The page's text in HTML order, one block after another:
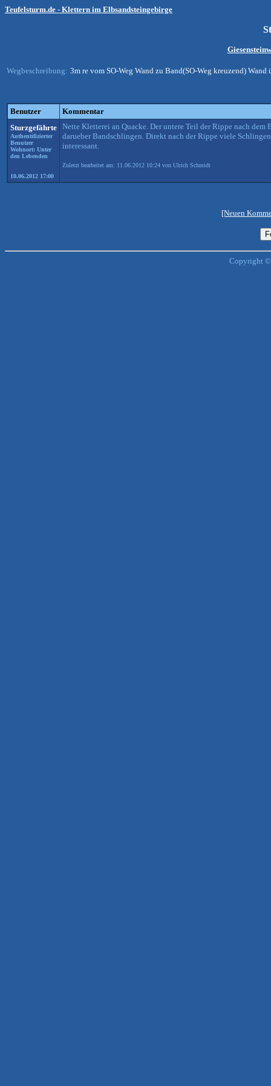
Teufelsturm.de - Klettern im Elbsandsteingebirge
Wegbeschreibung: 3m re vom SO-Weg Wand zu Band(SO-Weg kreuzend)
Benutzer
Kommentar
Sturzgefährte
Authentifizierter
Benutzer
Wohnort: Unter
den Lebenden
10.06.2012 17:00
Nette Kletterei an Quacke. Der untere Teil der Rippe nach
darueber Bandschlingen. Direkt nach der Rippe viele
interessant.
Zuletzt bearbeitet am: 11.06.2012 10:24 von Ulrich Schmidt
[Neuen
Copyright ©